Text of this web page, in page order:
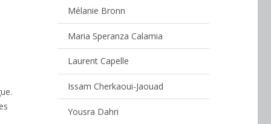
Mélanie Bronn
Maria Speranza Calamia
Laurent Capelle
Issam Cherkaoui-Jaouad
Yousra Dahri